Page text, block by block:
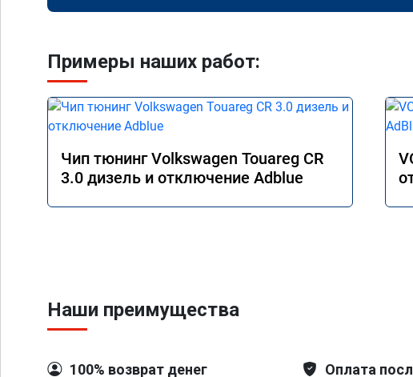
Примеры наших работ:
Чип тюнинг Volkswagen Touareg CR
3.0 дизель и отключение Adblue
Наши преимущества
100% возврат денег Оплата